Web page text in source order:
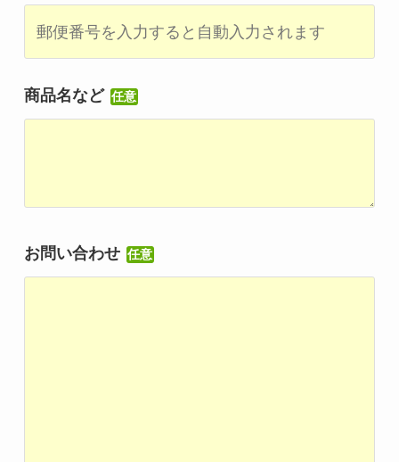
商品名など 任意
お問い合わせ 任意